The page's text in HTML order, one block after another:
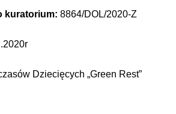
kuratorium: 8864/DOL/2020-Z
Dziecięcych „Green Rest”